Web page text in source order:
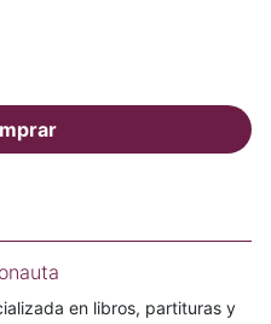
en libros, partituras y